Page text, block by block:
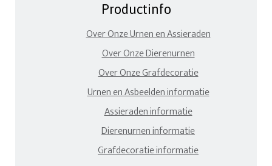
Productinfo
Over Onze Urnen en Assieraden
Over Onze Dierenurnen
Over Onze Grafdecoratie
Urnen en Asbeelden informatie
Assieraden informatie
Dierenurnen informatie
Grafdecoratie informatie